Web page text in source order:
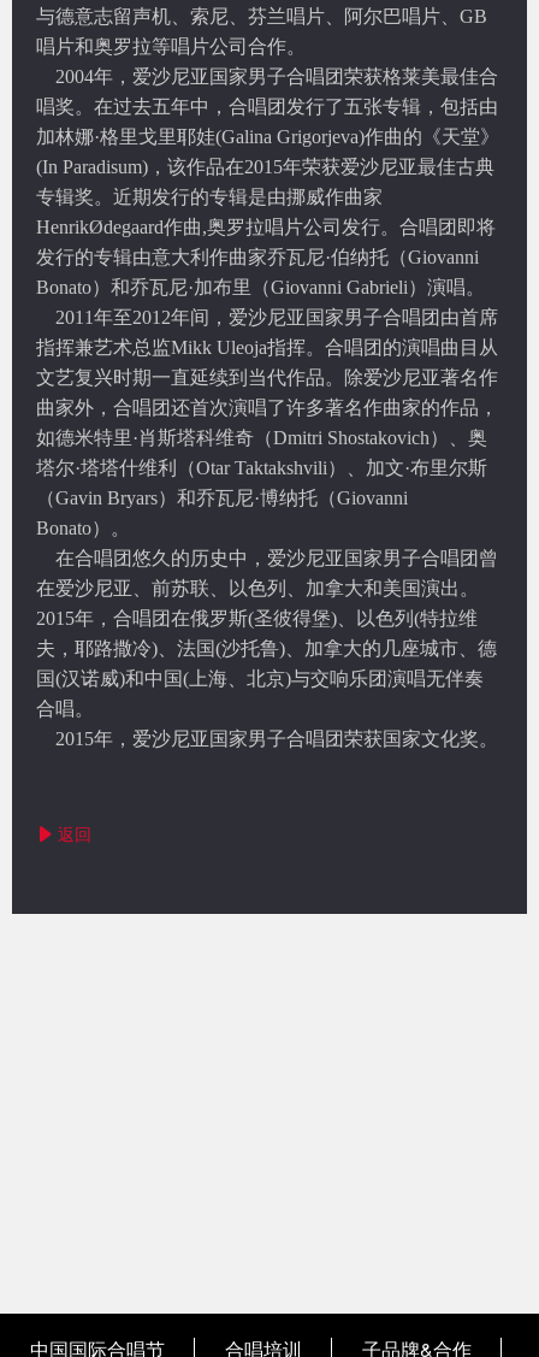
与德意志留声机、索尼、芬兰唱片、阿尔巴唱片、GB
唱片和奥罗拉等唱片公司合作。
2004年，爱沙尼亚国家男子合唱团荣获格莱美最佳合
唱奖。在过去五年中，合唱团发行了五张专辑，包括由
加林娜·格里戈里耶娃(Galina Grigorjeva)作曲的《天堂》
(In Paradisum)，该作品在2015年荣获爱沙尼亚最佳古典
专辑奖。近期发行的专辑是由挪威作曲家
HenrikØdegaard作曲,奥罗拉唱片公司发行。合唱团即将
发行的专辑由意大利作曲家乔瓦尼·伯纳托（Giovanni
Bonato）和乔瓦尼·加布里（Giovanni Gabrieli）演唱。
2011年至2012年间，爱沙尼亚国家男子合唱团由首席
指挥兼艺术总监Mikk Uleoja指挥。合唱团的演唱曲目从
文艺复兴时期一直延续到当代作品。除爱沙尼亚著名作
曲家外，合唱团还首次演唱了许多著名作曲家的作品，
如德米特里·肖斯塔科维奇（Dmitri Shostakovich）、奥
塔尔·塔塔什维利（Otar Taktakshvili）、加文·布里尔斯
（Gavin Bryars）和乔瓦尼·博纳托（Giovanni
Bonato）。
在合唱团悠久的历史中，爱沙尼亚国家男子合唱团曾
在爱沙尼亚、前苏联、以色列、加拿大和美国演出。
2015年，合唱团在俄罗斯(圣彼得堡)、以色列(特拉维
夫，耶路撒冷)、法国(沙托鲁)、加拿大的几座城市、德
国(汉诺威)和中国(上海、北京)与交响乐团演唱无伴奏
合唱。
2015年，爱沙尼亚国家男子合唱团荣获国家文化奖。
返回
中国国际合唱节 合唱培训 子品牌&合作